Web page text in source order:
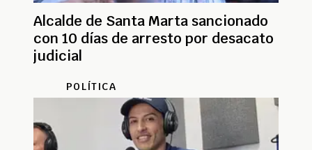
Alcalde de Santa Marta sancionado
con 10 días de arresto por desacato
judicial
POLÍTICA